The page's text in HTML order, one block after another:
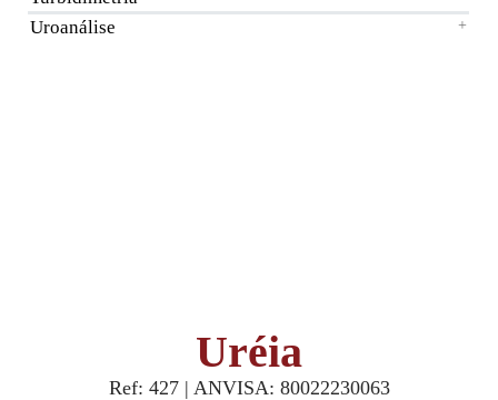
Uroanálise +
Uréia
Ref: 427 | ANVISA: 80022230063